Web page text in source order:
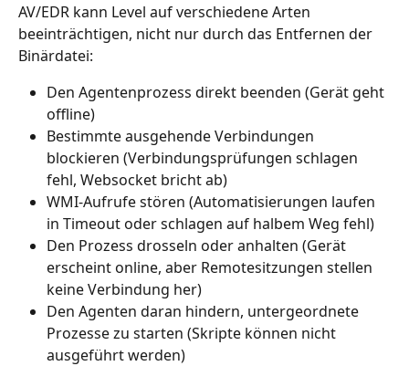
AV/EDR kann Level auf verschiedene Arten
beeinträchtigen, nicht nur durch das Entfernen der
Binärdatei:
Den Agentenprozess direkt beenden (Gerät geht
offline)
Bestimmte ausgehende Verbindungen
blockieren (Verbindungsprüfungen schlagen
fehl, Websocket bricht ab)
WMI-Aufrufe stören (Automatisierungen laufen
in Timeout oder schlagen auf halbem Weg fehl)
Den Prozess drosseln oder anhalten (Gerät
erscheint online, aber Remotesitzungen stellen
keine Verbindung her)
Den Agenten daran hindern, untergeordnete
Prozesse zu starten (Skripte können nicht
ausgeführt werden)